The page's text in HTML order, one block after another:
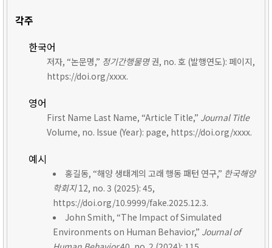
각주
한국어
저자, “논문명,” 정기간행물명권, no. 호 (발행연도): 페이지,
https://doi.org/xxxx.
영어
First Name Last Name, “Article Title,” Journal Title
Volume, no. Issue (Year): page, https://doi.org/xxxx.
예시
홍길동, “해양 생태계의 고래 행동 패턴 연구,” 한국해양
학회지12, no. 3 (2025): 45,
https://doi.org/10.9999/fake.2025.12.3.
John Smith, “The Impact of Simulated
Environments on Human Behavior,” Journal of